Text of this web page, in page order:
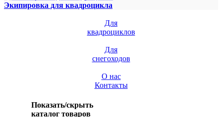
Экипировка для квадроцикла
Для
квадроциклов
Для
снегоходов
О нас
Контакты
Показать/скрыть
каталог товаров